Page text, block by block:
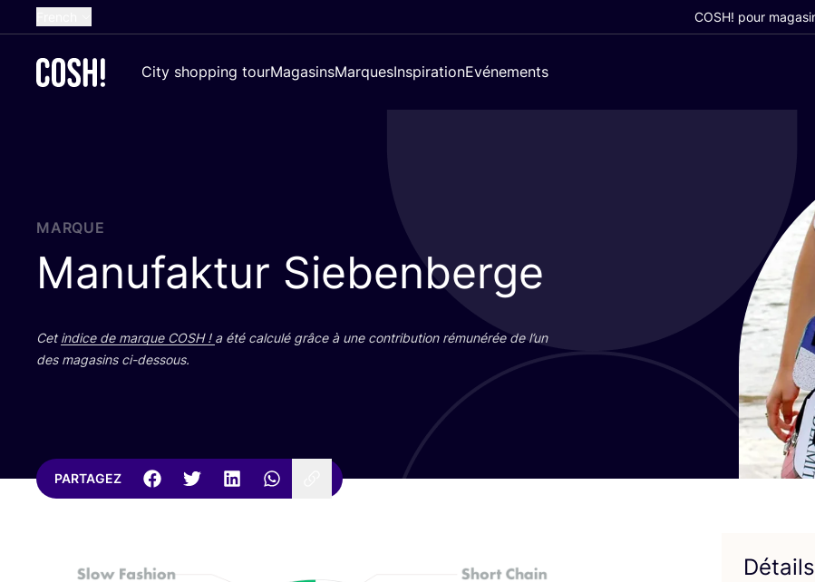
Dutch
COSH! pour
City shopping tourMagasinsMarquesInspirationEvénements
MARQUE
Manufaktur Siebenberge
Cetindice de marque COSH! a été cal­cu­lé grâce à une contri­bu­tion rému­né­rée de l’un
des maga­sins ci-dessous.
PARTAGEZ
Détails